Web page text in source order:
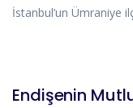
İstanbul’un Ümraniye
Endişenin